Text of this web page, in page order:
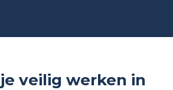
veilig werken in